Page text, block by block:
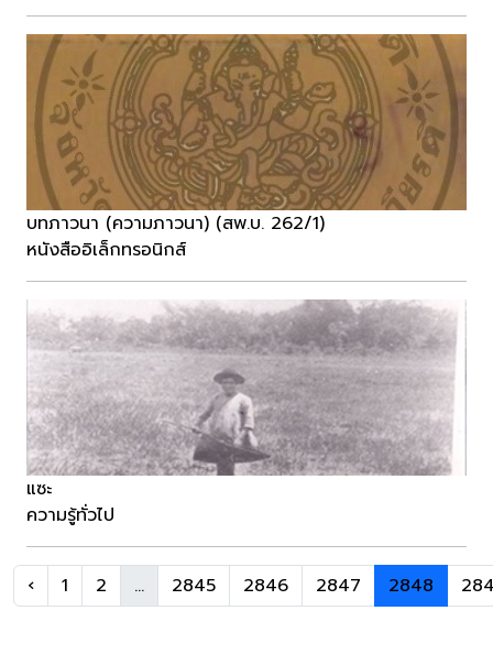
บทภาวนา (ความภาวนา) (สพ.บ. 262/1)
หนังสืออิเล็กทรอนิกส์
แซะ
ความรู้ทั่วไป
‹ 1 2 ... 2845 2846 2847 2848